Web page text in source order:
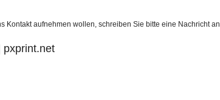
Kontakt aufnehmen wollen, schreiben Sie bitte eine Nachricht an
pxprint.net